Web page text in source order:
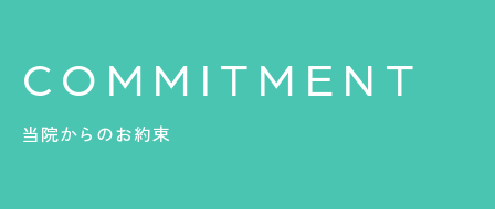
COMMITMENT
当院からのお約束